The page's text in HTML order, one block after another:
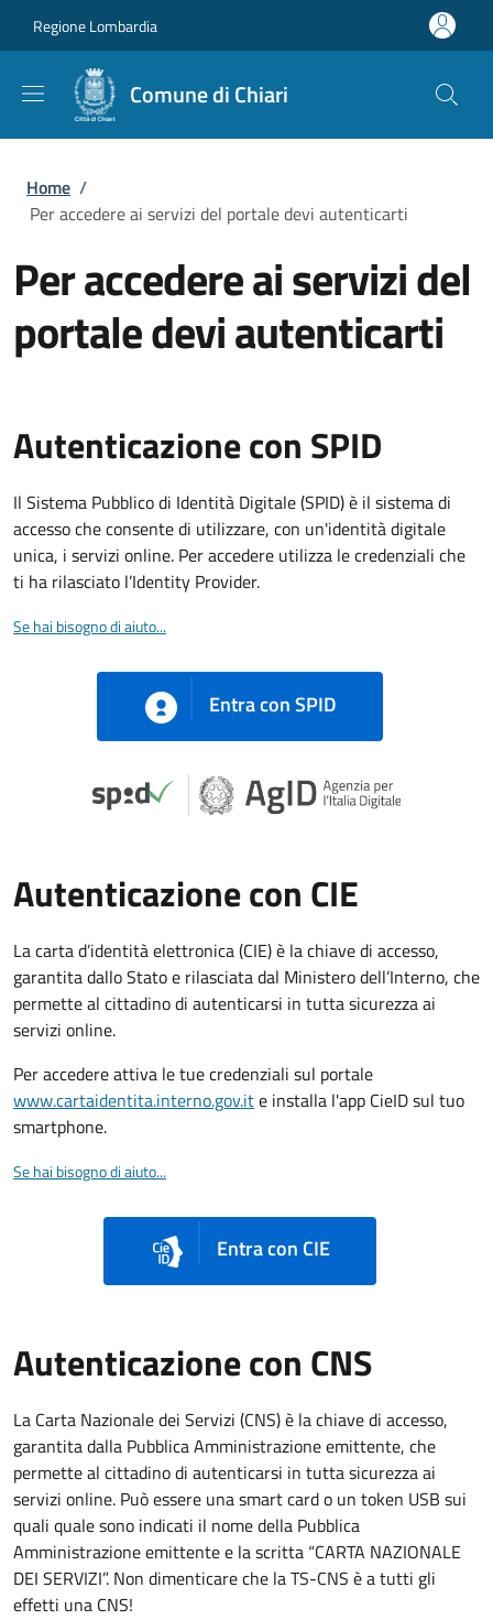
Regione Lombardia
Comune di Chiari
Briciole di pane
Home /
Per accedere ai servizi del portale devi autenticarti
Per accedere ai servizi del
portale devi autenticarti
Autenticazione con SPID
Il Sistema Pubblico di Identità Digitale (SPID) è il sistema di
accesso che consente di utilizzare, con un'identità digitale
unica, i servizi online. Per accedere utilizza le credenziali che
ti ha rilasciato l’Identity Provider.
Se hai bisogno di aiuto...
Entra con SPID
Autenticazione con CIE
La carta d’identità elettronica (CIE) è la chiave di accesso,
garantita dallo Stato e rilasciata dal Ministero dell’Interno, che
permette al cittadino di autenticarsi in tutta sicurezza ai
servizi online.
Per accedere attiva le tue credenziali sul portale
www.cartaidentita.interno.gov.ite installa l'app CieID sul tuo
smartphone.
Se hai bisogno di aiuto...
Entra con CIE
Autenticazione con CNS
La Carta Nazionale dei Servizi (CNS) è la chiave di accesso,
garantita dalla Pubblica Amministrazione emittente, che
permette al cittadino di autenticarsi in tutta sicurezza ai
servizi online. Può essere una smart card o un token USB sui
quali quale sono indicati il nome della Pubblica
Amministrazione emittente e la scritta “CARTA NAZIONALE
DEI SERVIZI”. Non dimenticare che la TS-CNS è a tutti gli
effetti una CNS!